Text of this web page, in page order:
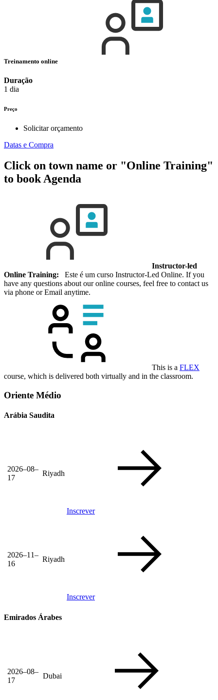
Treinamento online
Duração
1 dia
Preço
Solicitar orçamento
Datas e Compra
Click on town name or "Online Training"
to book Agenda
Instructor-led
Online Training: Este é um curso Instructor-Led Online. If you
have any questions about our online courses, feel free to contact us
via phone or Email anytime.
This is a FLEX
course, which is delivered both virtually and in the classroom.
Oriente Médio
Arábia Saudita
2026–08–
17
Riyadh
Inscrever
2026–11–
16
Riyadh
Inscrever
Emirados Árabes
2026–08–
17
Dubai